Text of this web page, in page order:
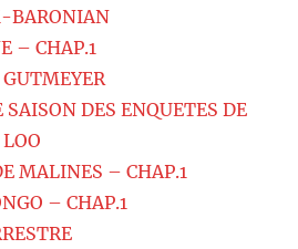
BARONIAN
– CHAP.1
DES ENQUETES DE
MALINES – CHAP.1
– CHAP.1